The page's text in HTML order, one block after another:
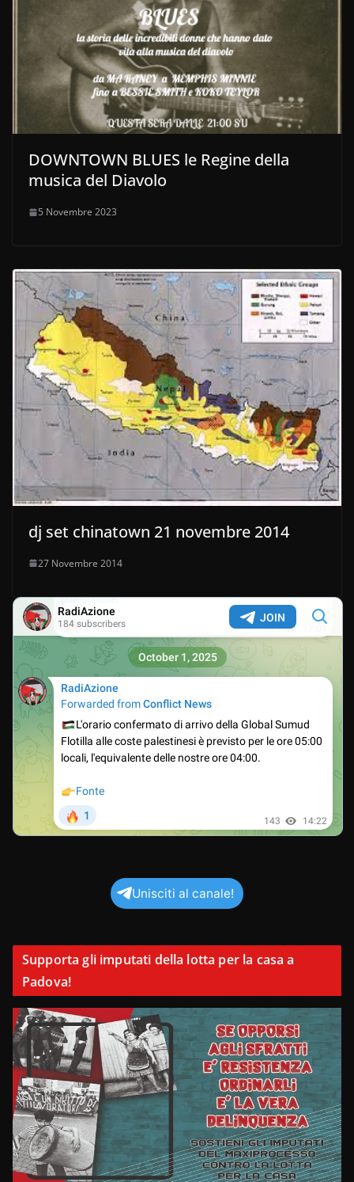
DOWNTOWN BLUES le Regine della
musica del Diavolo
5 Novembre 2023
dj set chinatown 21 novembre 2014
27 Novembre 2014
Unisciti al canale!
Supporta gli imputati della lotta per la casa a
Padova!